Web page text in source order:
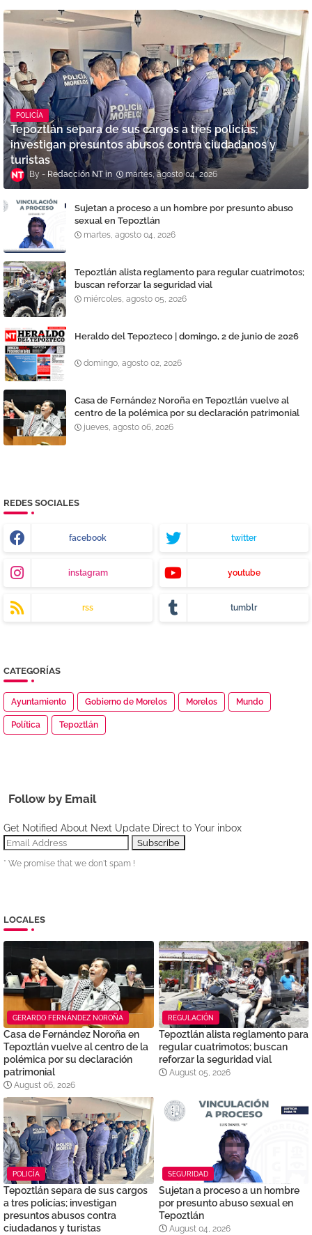
POLICÍA
Tepoztlán separa de sus cargos a tres policías;
investigan presuntos abusos contra ciudadanos y
turistas
Redacción NT martes, agosto 04, 2026
Sujetan a proceso a un hombre por presunto abuso
sexual en Tepoztlán
martes, agosto 04, 2026
Tepoztlán alista reglamento para regular cuatrimotos;
buscan reforzar la seguridad vial
miércoles, agosto 05, 2026
Heraldo del Tepozteco | domingo, 2 de junio de 2026
domingo, agosto 02, 2026
Casa de Fernández Noroña en Tepoztlán vuelve al
centro de la polémica por su declaración patrimonial
jueves, agosto 06, 2026
REDES SOCIALES
facebook twitter
instagram youtube
rss tumblr
CATEGORÍAS
Ayuntamiento Gobierno de Morelos Morelos Mundo
Política Tepoztlán
Follow by Email
Get Notified About Next Update Direct to Your inbox
* We promise that we don't spam !
LOCALES
GERARDO FERNÁNDEZ NOROÑA
Casa de Fernández Noroña en
Tepoztlán vuelve al centro de la
polémica por su declaración
patrimonial
August 06, 2026
REGULACIÓN
Tepoztlán alista reglamento para
regular cuatrimotos; buscan
reforzar la seguridad vial
August 05, 2026
POLICÍA
Tepoztlán separa de sus cargos
a tres policías; investigan
presuntos abusos contra
ciudadanos y turistas
SEGURIDAD
Sujetan a proceso a un hombre
por presunto abuso sexual en
Tepoztlán
August 04, 2026